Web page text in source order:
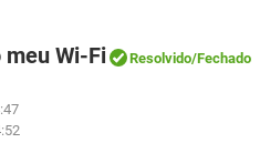
meu Wi-Fi Resolvido/Fechado